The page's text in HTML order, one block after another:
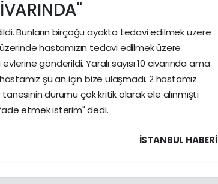
Bunların birçoğu ayakta tedavi edilmek üzere
hastamızın tedavi edilmek üzere
gönderildi. Yaralı sayısı 10 civarında ama
şu an için bize ulaşmadı. 2 hastamız
durumu çok kritik olarak ele alınmıştı
etmek isterim" dedi.
İSTANBUL HABERİ